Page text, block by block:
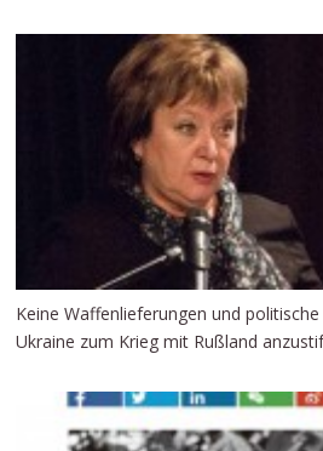
Keine Waffenlieferungen und
Ukraine zum Krieg mit Rußland